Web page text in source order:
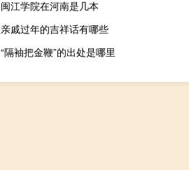
闽江学院在河南是几本
亲戚过年的吉祥话有哪些
“隔袖把金鞭”的出处是哪里